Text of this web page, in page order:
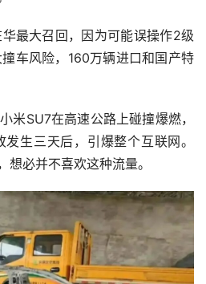
最大召回，因为可能误操作2级
车风险，160万辆进口和国产特
米SU7在高速公路上碰撞爆燃，
生三天后，引爆整个互联网。
想必并不喜欢这种流量。